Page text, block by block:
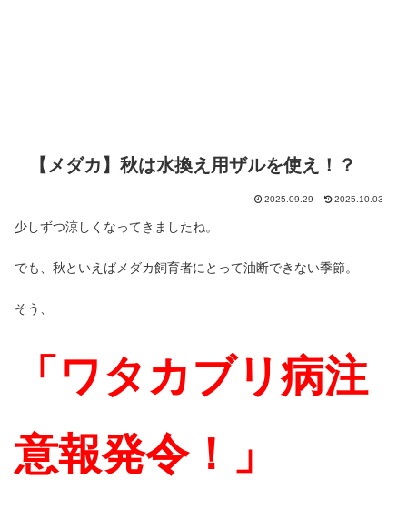
【メダカ】秋は水換え用ザルを使え！？
2025.09.29 2025.10.03
少しずつ涼しくなってきましたね。
でも、秋といえばメダカ飼育者にとって油断できない季節。
そう、
「ワタカブリ病注
意報発令！」